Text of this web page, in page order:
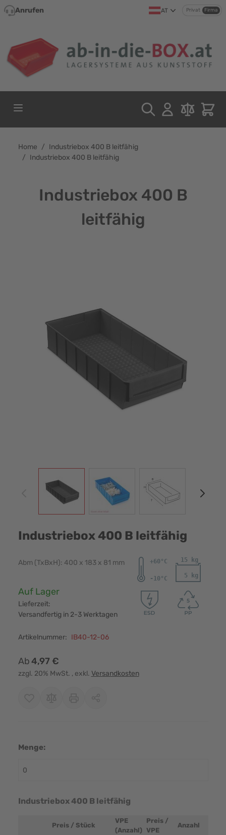
Direkt zum Inhalt
Anrufen AT Privat Firma
Home / Industriebox 400 B leitfähig
/ Industriebox 400 B leitfähig
Industriebox 400 B
leitfähig
Industriebox 400 B leitfähig
Abm (TxBxH): 400 x 183 x 81 mm
Verfügbarkeit:
Auf Lager
Lieferzeit:
Versandfertig in 2-3 Werktagen
Artikelnummer: IB40-12-06
Ab4,97 €
zzgl. 20% MwSt. , exkl. Versandkosten
Menge:
Industriebox 400 B leitfähig
Produktbild
Preis / Stück
VPE
(Anzahl)
Preis /
VPE
Anzahl